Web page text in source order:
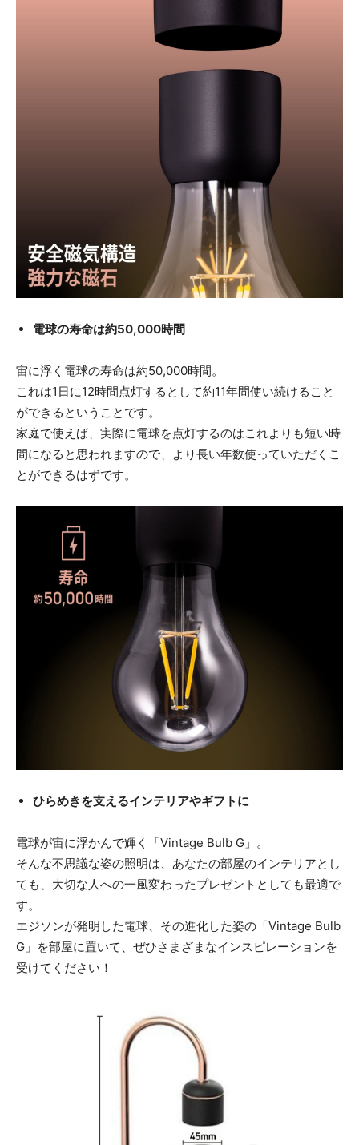
電球の寿命は約50,000時間
宙に浮く電球の寿命は約50,000時間。
これは1日に12時間点灯するとして約11年間使い続けること
ができるということです。
家庭で使えば、実際に電球を点灯するのはこれよりも短い時
間になると思われますので、より長い年数使っていただくこ
とができるはずです。
ひらめきを支えるインテリアやギフトに
電球が宙に浮かんで輝く「Vintage Bulb G」。
そんな不思議な姿の照明は、あなたの部屋のインテリアとし
ても、大切な人への一風変わったプレゼントとしても最適で
す。
エジソンが発明した電球、その進化した姿の「Vintage Bulb
G」を部屋に置いて、ぜひさまざまなインスピレーションを
受けてください！